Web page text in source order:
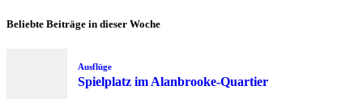
Beliebte Beiträge in dieser Woche
Ausflüge
Spielplatz im Alanbrooke-Quartier